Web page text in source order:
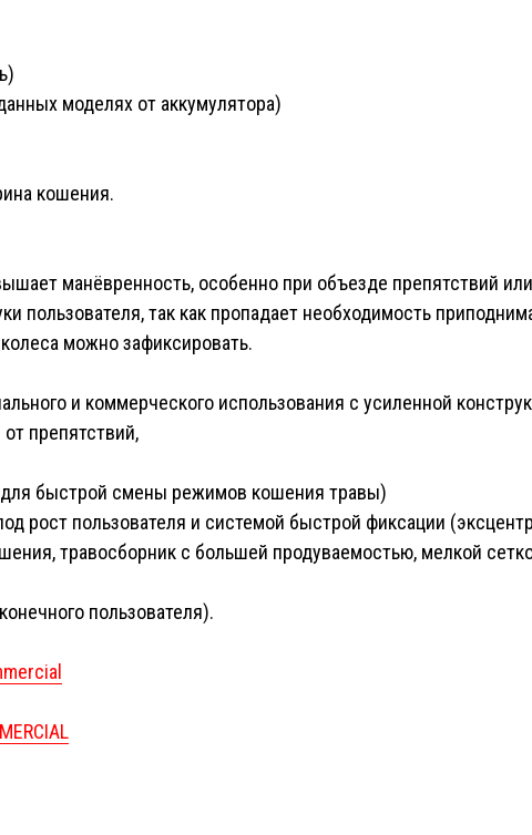
моделях от аккумулятора)
кошения.
манёвренность, особенно при объезде препятствий
пользователя, так как пропадает необходимость
можно зафиксировать.
и коммерческого использования с усиленной
препятствий,
быстрой смены режимов кошения травы)
рост пользователя и системой быстрой фиксации (
травосборник с большей продуваемостью, мелкой
пользователя).